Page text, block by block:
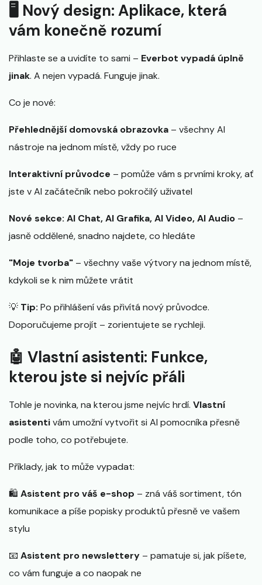
🖥️ Nový design: Aplikace, která
vám konečně rozumí
Přihlaste se a uvidíte to sami – Everbot vypadá úplně
jinak. A nejen vypadá. Funguje jinak.
Co je nové:
Přehlednější domovská obrazovka – všechny AI
nástroje na jednom místě, vždy po ruce
Interaktivní průvodce – pomůže vám s prvními kroky, ať
jste v AI začátečník nebo pokročilý uživatel
Nové sekce: AI Chat, AI Grafika, AI Video, AI Audio –
jasně oddělené, snadno najdete, co hledáte
"Moje tvorba" – všechny vaše výtvory na jednom místě,
kdykoli se k nim můžete vrátit
💡 Tip: Po přihlášení vás přivítá nový průvodce.
Doporučujeme projít – zorientujete se rychleji.
🤖 Vlastní asistenti: Funkce,
kterou jste si nejvíc přáli
Tohle je novinka, na kterou jsme nejvíc hrdí. Vlastní
asistentivám umožní vytvořit si AI pomocníka přesně
podle toho, co potřebujete.
Příklady, jak to může vypadat:
🛍️ Asistent pro váš e-shop – zná váš sortiment, tón
komunikace a píše popisky produktů přesně ve vašem
stylu
📧 Asistent pro newslettery – pamatuje si, jak píšete,
co vám funguje a co naopak ne